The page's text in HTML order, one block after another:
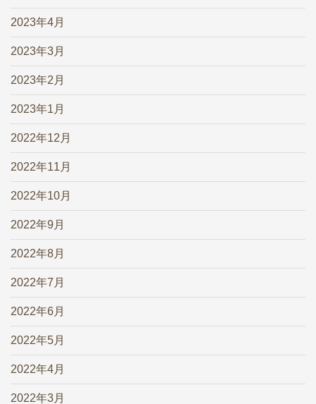
2023年4月
2023年3月
2023年2月
2023年1月
2022年12月
2022年11月
2022年10月
2022年9月
2022年8月
2022年7月
2022年6月
2022年5月
2022年4月
2022年3月